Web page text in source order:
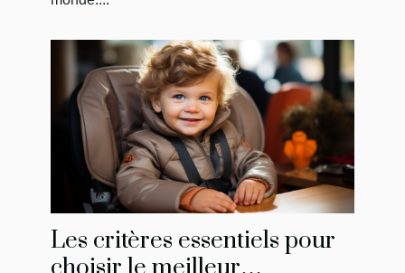
Les critères essentiels pour